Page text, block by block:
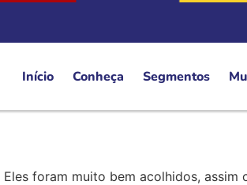
Início Conheça Segmentos
foram muito bem acolhidos, assim